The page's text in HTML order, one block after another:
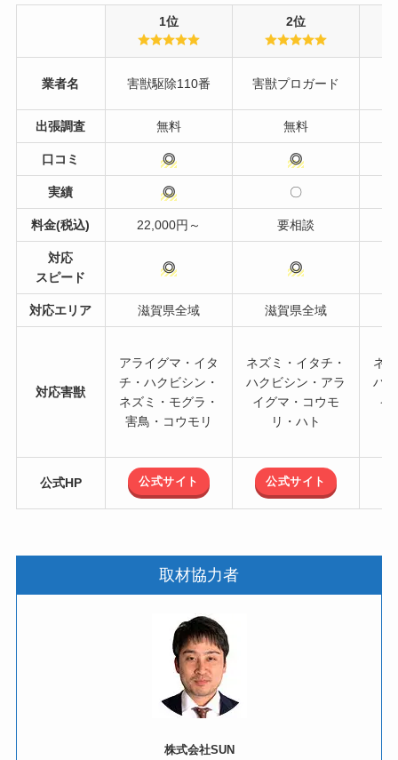
1位 2位
業者名 害獣駆除110番 害獣プロガード
出張調査 無料 無料
口コミ ◎ ◎
実績 ◎ 〇
料金(税込) 22,000円～ 要相談
対応
スピード
◎ ◎
対応エリア 滋賀県全域 滋賀県全域
対応害獣
アライグマ・イタ
チ・ハクビシン・
ネズミ・モグラ・
害鳥・コウモリ
ネズミ・イタチ・
ハクビシン・アラ
イグマ・コウモ
リ・ハト
ネ
ハ
イ
公式HP 公式サイト 公式サイト
取材協力者
株式会社SUN